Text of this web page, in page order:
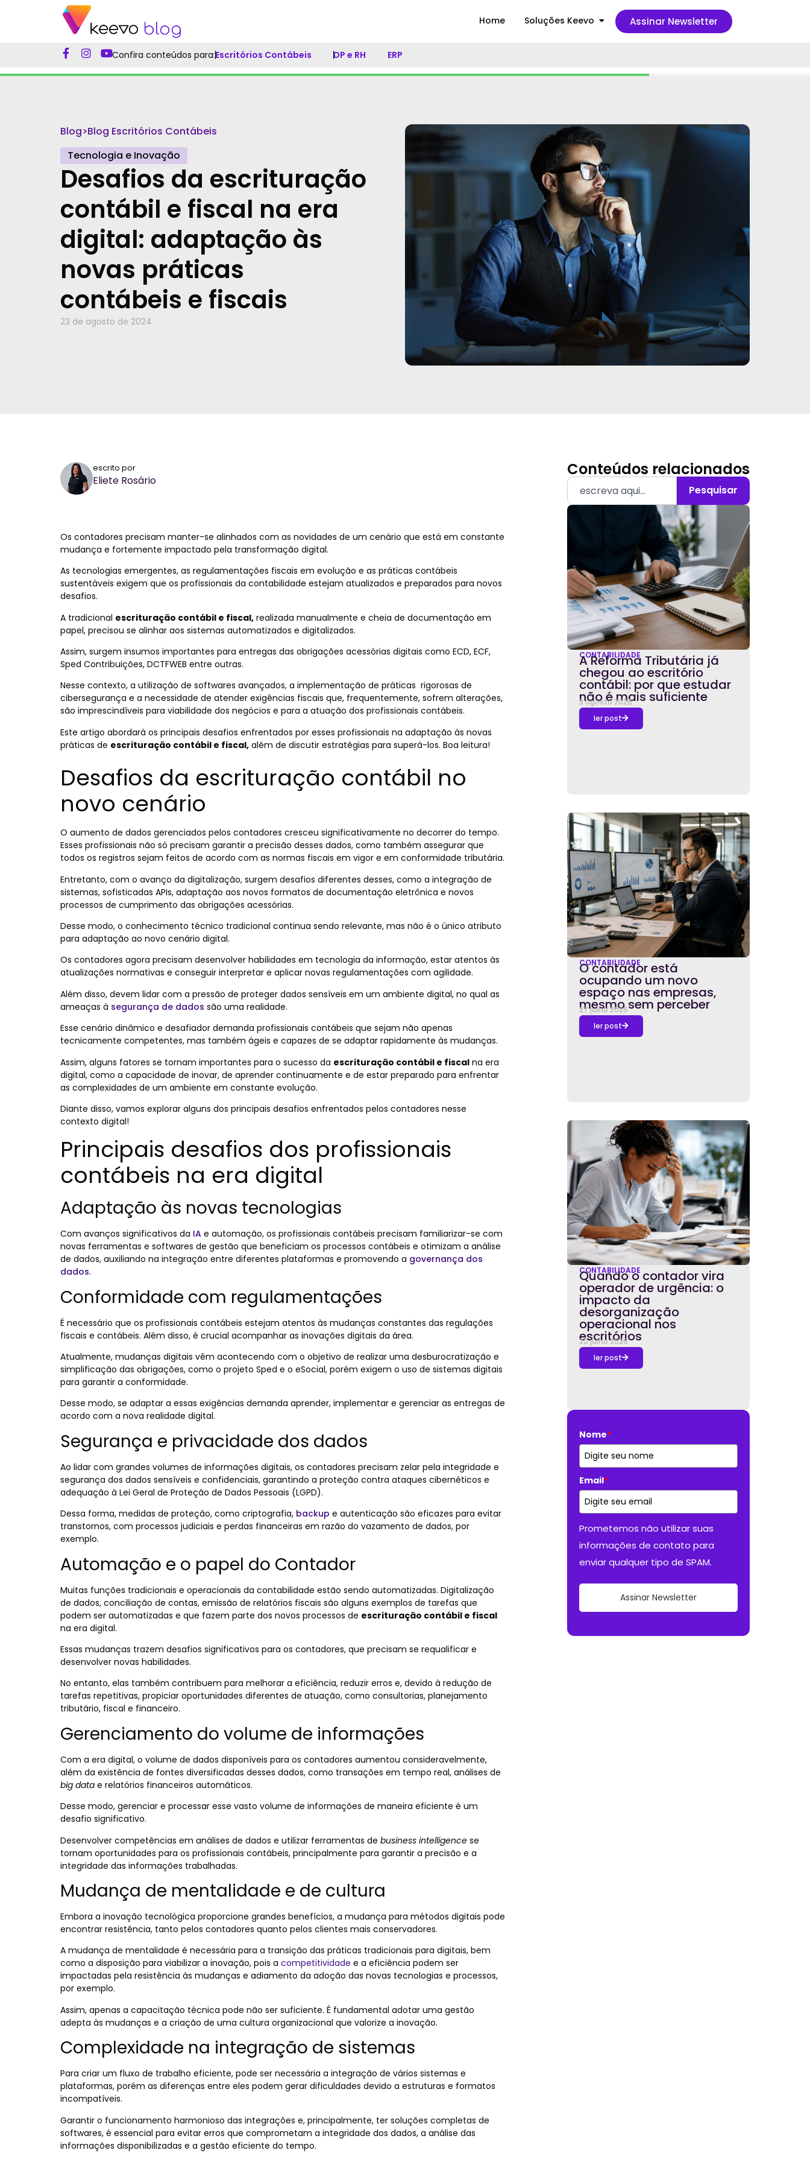
Home Soluções Keevo Assinar Newsletter
Confira conteúdos para:Escritórios Contábeis DP e RH ERP
Blog>Blog Escritórios Contábeis
Tecnologia e Inovação
Desafios da escrituração
contábil e fiscal na era
digital: adaptação às
novas práticas
contábeis e fiscais
23 de agosto de 2024
escrito por
Eliete Rosário
Os contadores precisam manter-se alinhados com as novidades de um cenário que está em constante
mudança e fortemente impactado pela transformação digital.
As tecnologias emergentes, as regulamentações fiscais em evolução e as práticas contábeis
sustentáveis exigem que os profissionais da contabilidade estejam atualizados e preparados para novos
desafios.
A tradicional escrituração contábil e fiscal, realizada manualmente e cheia de documentação em
papel, precisou se alinhar aos sistemas automatizados e digitalizados.
Assim, surgem insumos importantes para entregas das obrigações acessórias digitais como ECD, ECF,
Sped Contribuições, DCTFWEB entre outras.
Nesse contexto, a utilização de softwares avançados, a implementação de práticas rigorosas de
cibersegurança e a necessidade de atender exigências fiscais que, frequentemente, sofrem alterações,
são imprescindíveis para viabilidade dos negócios e para a atuação dos profissionais contábeis.
Este artigo abordará os principais desafios enfrentados por esses profissionais na adaptação às novas
práticas de escrituração contábil e fiscal, além de discutir estratégias para superá-los. Boa leitura!
Desafios da escrituração contábil no
novo cenário
O aumento de dados gerenciados pelos contadores cresceu significativamente no decorrer do tempo.
Esses profissionais não só precisam garantir a precisão desses dados, como também assegurar que
todos os registros sejam feitos de acordo com as normas fiscais em vigor e em conformidade tributária.
Entretanto, com o avanço da digitalização, surgem desafios diferentes desses, como a integração de
sistemas, sofisticadas APIs, adaptação aos novos formatos de documentação eletrônica e novos
processos de cumprimento das obrigações acessórias.
Desse modo, o conhecimento técnico tradicional continua sendo relevante, mas não é o único atributo
para adaptação ao novo cenário digital.
Os contadores agora precisam desenvolver habilidades em tecnologia da informação, estar atentos às
atualizações normativas e conseguir interpretar e aplicar novas regulamentações com agilidade.
Além disso, devem lidar com a pressão de proteger dados sensíveis em um ambiente digital, no qual as
ameaças à segurança de dados são uma realidade.
Esse cenário dinâmico e desafiador demanda profissionais contábeis que sejam não apenas
tecnicamente competentes, mas também ágeis e capazes de se adaptar rapidamente às mudanças.
Assim, alguns fatores se tornam importantes para o sucesso da escrituração contábil e fiscal na era
digital, como a capacidade de inovar, de aprender continuamente e de estar preparado para enfrentar
as complexidades de um ambiente em constante evolução.
Diante disso, vamos explorar alguns dos principais desafios enfrentados pelos contadores nesse
contexto digital!
Principais desafios dos profissionais
contábeis na era digital
Adaptação às novas tecnologias
Com avanços significativos da IA e automação, os profissionais contábeis precisam familiarizar-se com
novas ferramentas e softwares de gestão que beneficiam os processos contábeis e otimizam a análise
de dados, auxiliando na integração entre diferentes plataformas e promovendo a governança dos
dados.
Conformidade com regulamentações
É necessário que os profissionais contábeis estejam atentos às mudanças constantes das regulações
fiscais e contábeis. Além disso, é crucial acompanhar as inovações digitais da área.
Atualmente, mudanças digitais vêm acontecendo com o objetivo de realizar uma desburocratização e
simplificação das obrigações, como o projeto Sped e o eSocial, porém exigem o uso de sistemas digitais
para garantir a conformidade.
Desse modo, se adaptar a essas exigências demanda aprender, implementar e gerenciar as entregas de
acordo com a nova realidade digital.
Segurança e privacidade dos dados
Ao lidar com grandes volumes de informações digitais, os contadores precisam zelar pela integridade e
segurança dos dados sensíveis e confidenciais, garantindo a proteção contra ataques cibernéticos e
adequação à Lei Geral de Proteção de Dados Pessoais (LGPD).
Dessa forma, medidas de proteção, como criptografia, backup e autenticação são eficazes para evitar
transtornos, com processos judiciais e perdas financeiras em razão do vazamento de dados, por
exemplo.
Automação e o papel do Contador
Muitas funções tradicionais e operacionais da contabilidade estão sendo automatizadas. Digitalização
de dados, conciliação de contas, emissão de relatórios fiscais são alguns exemplos de tarefas que
podem ser automatizadas e que fazem parte dos novos processos de escrituração contábil e fiscal
na era digital.
Essas mudanças trazem desafios significativos para os contadores, que precisam se requalificar e
desenvolver novas habilidades.
No entanto, elas também contribuem para melhorar a eficiência, reduzir erros e, devido à redução de
tarefas repetitivas, propiciar oportunidades diferentes de atuação, como consultorias, planejamento
tributário, fiscal e financeiro.
Gerenciamento do volume de informações
Com a era digital, o volume de dados disponíveis para os contadores aumentou consideravelmente,
além da existência de fontes diversificadas desses dados, como transações em tempo real, análises de
big data e relatórios financeiros automáticos.
Desse modo, gerenciar e processar esse vasto volume de informações de maneira eficiente é um
desafio significativo.
Desenvolver competências em análises de dados e utilizar ferramentas de business intelligence se
tornam oportunidades para os profissionais contábeis, principalmente para garantir a precisão e a
integridade das informações trabalhadas.
Mudança de mentalidade e de cultura
Embora a inovação tecnológica proporcione grandes benefícios, a mudança para métodos digitais pode
encontrar resistência, tanto pelos contadores quanto pelos clientes mais conservadores.
A mudança de mentalidade é necessária para a transição das práticas tradicionais para digitais, bem
como a disposição para viabilizar a inovação, pois a competitividade e a eficiência podem ser
impactadas pela resistência às mudanças e adiamento da adoção das novas tecnologias e processos,
por exemplo.
Assim, apenas a capacitação técnica pode não ser suficiente. É fundamental adotar uma gestão
adepta às mudanças e a criação de uma cultura organizacional que valorize a inovação.
Complexidade na integração de sistemas
Para criar um fluxo de trabalho eficiente, pode ser necessária a integração de vários sistemas e
plataformas, porém as diferenças entre eles podem gerar dificuldades devido a estruturas e formatos
incompatíveis.
Garantir o funcionamento harmonioso das integrações e, principalmente, ter soluções completas de
softwares, é essencial para evitar erros que comprometam a integridade dos dados, a análise das
informações disponibilizadas e a gestão eficiente do tempo.
Conteúdos relacionados
Pesquisar
CONTABILIDADE
A Reforma Tributária já
chegou ao escritório
contábil: por que estudar
não é mais suficiente
3 agosto 2026
ler post
CONTABILIDADE
O contador está
ocupando um novo
espaço nas empresas,
mesmo sem perceber
27 julho 2026
ler post
CONTABILIDADE
Quando o contador vira
operador de urgência: o
impacto da
desorganização
operacional nos
escritórios
20 julho 2026
ler post
Nome*
Email*
Prometemos não utilizar suas
informações de contato para
enviar qualquer tipo de SPAM.
Assinar Newsletter